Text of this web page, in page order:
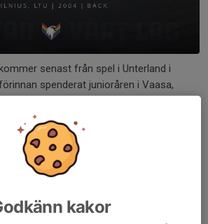
senast från spel i Unterland i
spenderat junioråren i Vaasa,
IF!
till Kiruna IF
kakor